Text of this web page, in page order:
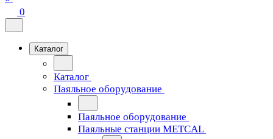
0
Каталог
Каталог
Паяльное оборудование
Паяльное оборудование
Паяльные станции METCAL